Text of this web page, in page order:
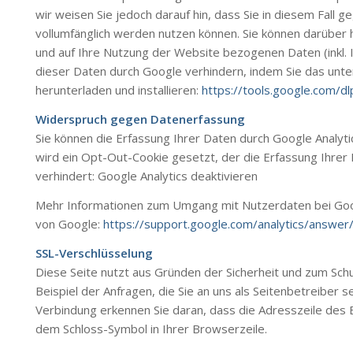
wir weisen Sie jedoch darauf hin, dass Sie in diesem Fall
vollumfänglich werden nutzen können. Sie können
und auf Ihre Nutzung der Website bezogenen Daten
dieser Daten durch Google verhindern, indem Sie das
herunterladen und installieren:https://tools.google.com/
Widerspruch gegen Datenerfassung
Sie können die Erfassung Ihrer Daten durch Google
wird ein Opt-Out-Cookie gesetzt, der die Erfassung
verhindert: Google Analytics deaktivieren
Mehr Informationen zum Umgang mit Nutzerdaten bei
von Google:https://support.google.com/analytics/
SSL-Verschlüsselung
Diese Seite nutzt aus Gründen der Sicherheit und zum
Beispiel der Anfragen, die Sie an uns als Seitenbetreiber
Verbindung erkennen Sie daran, dass die Adresszeile
dem Schloss-Symbol in Ihrer Browserzeile.